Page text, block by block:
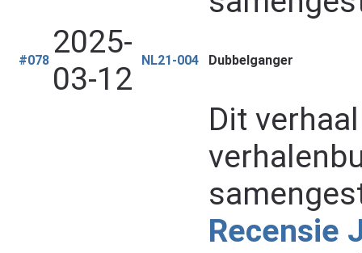
#078 2025-
03-12
NL21-004 Dubbelganger
Dit
Recensie